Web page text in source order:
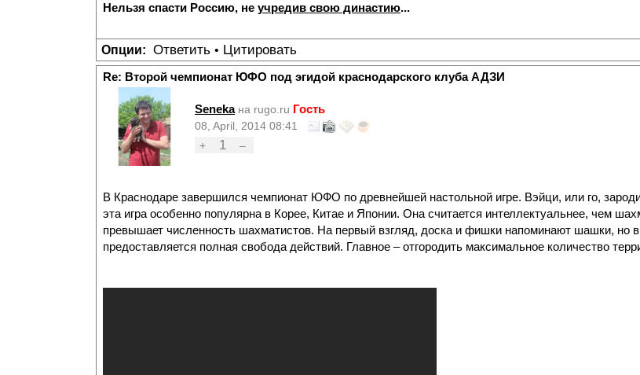
Нельзя спасти Россию, не учредив свою династию...
Опции: Ответить • Цитировать
Re: Второй чемпионат ЮФО под эгидой краснодарского клуба АДЗИ
Seneka на rugo.ru Гость
08, April, 2014 08:41
+
1 –
В Краснодаре завершился чемпионат ЮФО по древнейшей настольной игре. Вэйци, или го,
эта игра особенно популярна в Корее, Китае и Японии. Она считается интеллектуальнее, чем
превышает численность шахматистов. На первый взгляд, доска и фишки напоминают шашки, но в
предоставляется полная свобода действий. Главное – отгородить максимальное количество